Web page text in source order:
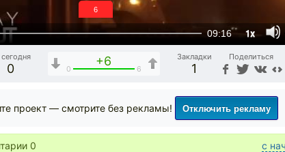
09:16 1x
6
сегодня
0
+6
0 6
Закладки
1
Поделиться
проект — смотрите без рекламы! Отключить рекламу
0 с